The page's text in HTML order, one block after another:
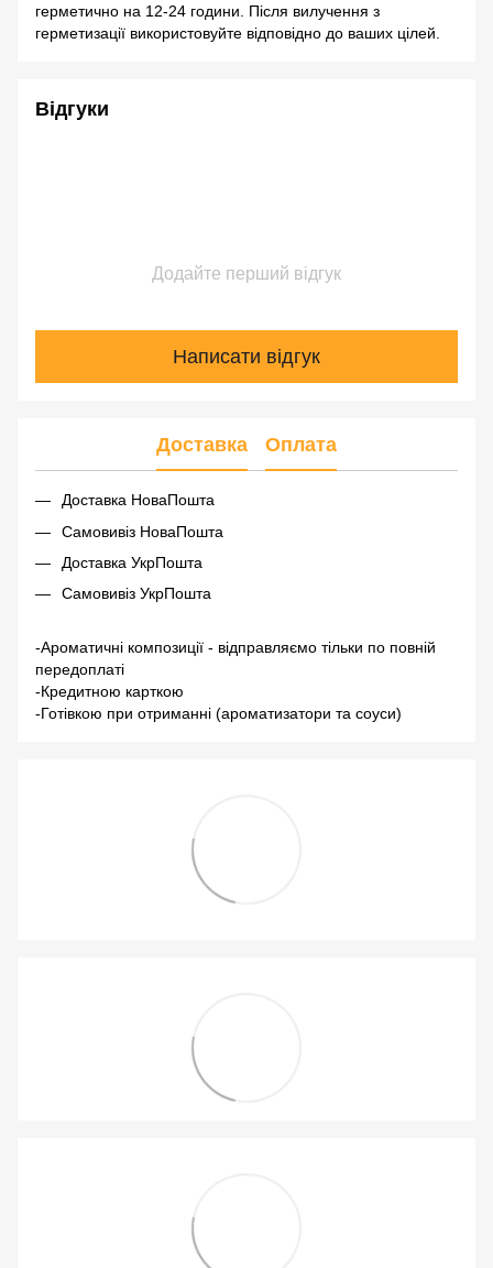
герметично на 12-24 години. Після вилучення з
герметизації використовуйте відповідно до ваших цілей.
Відгуки
Додайте перший відгук
Написати відгук
Доставка Оплата
Доставка НоваПошта
Самовивіз НоваПошта
Доставка УкрПошта
Самовивіз УкрПошта
-Ароматичні композиції - відправляємо тільки по повній
передоплаті
-Кредитною карткою
-Готівкою при отриманні (ароматизатори та соуси)